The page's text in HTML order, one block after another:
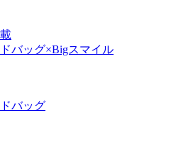
バッグ×Bigスマイル
バッグ